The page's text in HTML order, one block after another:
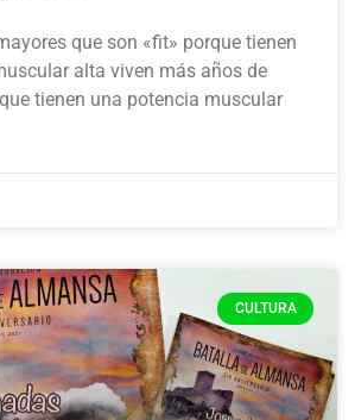
que son «fit» porque tienen
alta viven más años de
tienen una potencia muscular
CULTURA